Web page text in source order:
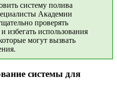
систему полива
Академии
проверять
избегать использования
могут вызвать
системы для